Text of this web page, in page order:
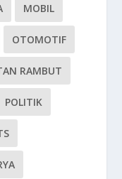
MOBIL
OTOMOTIF
RAMBUT
POLITIK